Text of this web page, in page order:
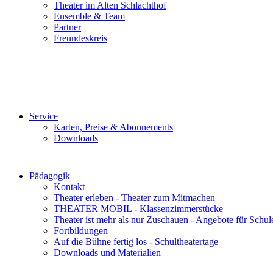
Theater im Alten Schlachthof
Ensemble & Team
Partner
Freundeskreis
Service
Karten, Preise & Abonnements
Downloads
Pädagogik
Kontakt
Theater erleben - Theater zum Mitmachen
THEATER MOBIL - Klassenzimmerstücke
Theater ist mehr als nur Zuschauen - Angebote für
Fortbildungen
Auf die Bühne fertig los - Schultheatertage
Downloads und Materialien